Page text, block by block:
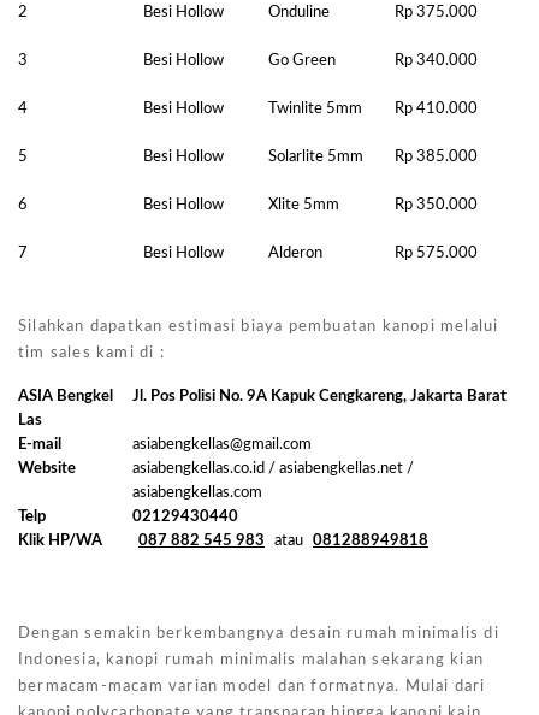
2 Besi Hollow Onduline Rp 375.000
3 Besi Hollow Go Green Rp 340.000
4 Besi Hollow Twinlite 5mm Rp 410.000
5 Besi Hollow Solarlite 5mm Rp 385.000
6 Besi Hollow Xlite 5mm Rp 350.000
7 Besi Hollow Alderon Rp 575.000
Silahkan dapatkan estimasi biaya pembuatan kanopi melalui
tim sales kami di :
ASIA Bengkel
Las
Jl. Pos Polisi No. 9A Kapuk Cengkareng, Jakarta Barat
E-mail
asiabengkellas@gmail.com
Website
asiabengkellas.co.id / asiabengkellas.net /
asiabengkellas.com
Telp
02129430440
Klik HP/WA
087 882 545 983 atau 081288949818
Dengan semakin berkembangnya desain rumah minimalis di
Indonesia, kanopi rumah minimalis malahan sekarang kian
bermacam-macam varian model dan formatnya. Mulai dari